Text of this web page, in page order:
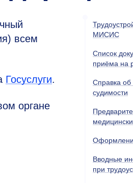
всем
Госуслуги.
органе
МИСИС
Список
приёма на
Справка об
судимости
Вводные
при